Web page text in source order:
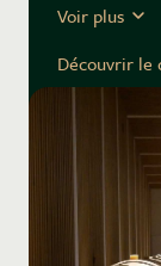
Après
domaine a
biologique
l'utilisation
fixer l'azote,
de
vignoble est
plants
Voir plus
Découvrir le